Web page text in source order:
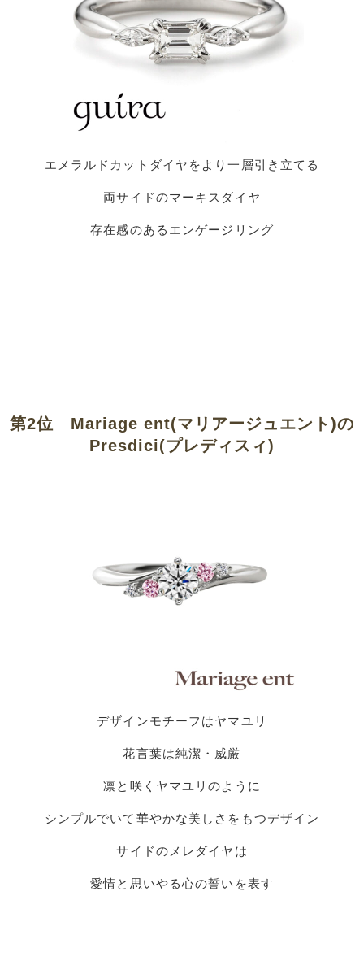
エメラルドカットダイヤをより一層引き立てる
両サイドのマーキスダイヤ
存在感のあるエンゲージリング
第2位 Mariage ent(マリアージュエント)の
Presdici(プレディスィ)
デザインモチーフはヤマユリ
花言葉は純潔・威厳
凛と咲くヤマユリのように
シンプルでいて華やかな美しさをもつデザイン
サイドのメレダイヤは
愛情と思いやる心の誓いを表す